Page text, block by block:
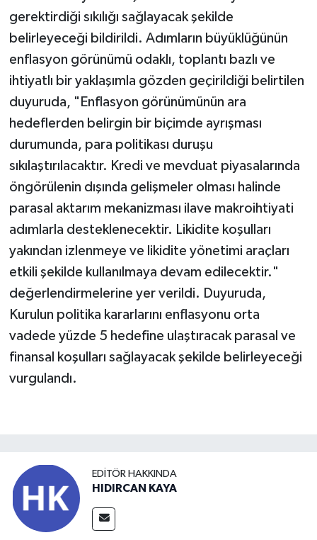
gerektirdiği sıkılığı sağlayacak şekilde
belirleyeceği bildirildi. Adımların büyüklüğünün
enflasyon görünümü odaklı, toplantı bazlı ve
ihtiyatlı bir yaklaşımla gözden geçirildiği belirtilen
duyuruda, "Enflasyon görünümünün ara
hedeflerden belirgin bir biçimde ayrışması
durumunda, para politikası duruşu
sıkılaştırılacaktır. Kredi ve mevduat piyasalarında
öngörülenin dışında gelişmeler olması halinde
parasal aktarım mekanizması ilave makroihtiyati
adımlarla desteklenecektir. Likidite koşulları
yakından izlenmeye ve likidite yönetimi araçları
etkili şekilde kullanılmaya devam edilecektir."
değerlendirmelerine yer verildi. Duyuruda,
Kurulun politika kararlarını enflasyonu orta
vadede yüzde 5 hedefine ulaştıracak parasal ve
finansal koşulları sağlayacak şekilde belirleyeceği
vurgulandı.
EDITÖR HAKKINDA
HIDIRCAN KAYA